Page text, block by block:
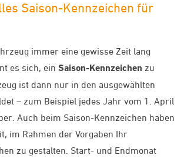
Saison-Kennzeichen für
immer eine gewisse Zeit lang
es sich, ein Saison-Kennzeichen zu
ist dann nur in den ausgewählten
– zum Beispiel jedes Jahr vom 1. April
Auch beim Saison-Kennzeichen haben
im Rahmen der Vorgaben Ihr
zu gestalten. Start- und Endmonat